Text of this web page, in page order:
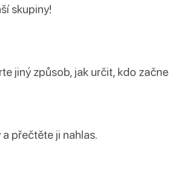
skupiny!
jiný způsob, jak určit, kdo začne.
přečtěte ji nahlas.